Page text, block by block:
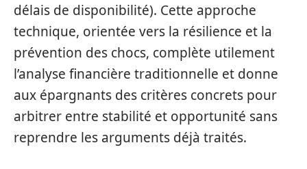
délais de disponibilité). Cette approche
technique, orientée vers la résilience et la
prévention des chocs, complète utilement
l’analyse financière traditionnelle et donne
aux épargnants des critères concrets pour
arbitrer entre stabilité et opportunité sans
reprendre les arguments déjà traités.